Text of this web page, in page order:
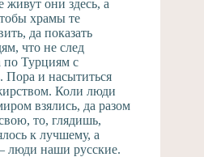
живут они здесь, а
храмы те
да показать
что не след
по Турциям с
Пора и насытиться
Коли люди
взялись, да разом
то, глядишь,
к лучшему, а
люди наши русские.